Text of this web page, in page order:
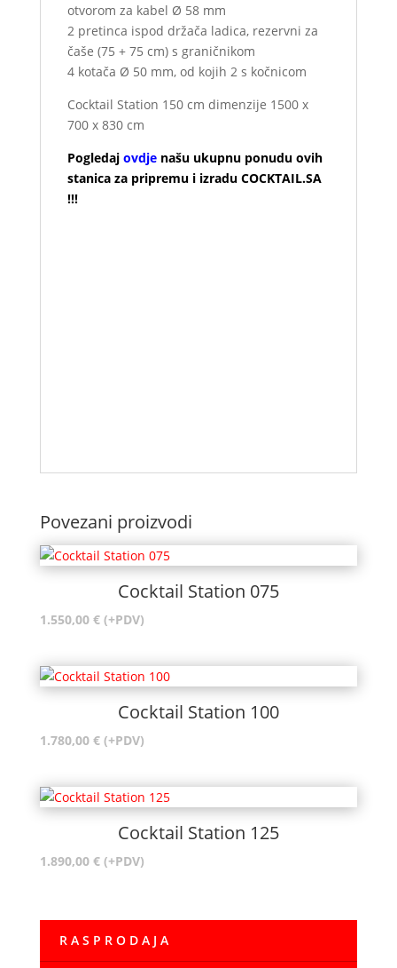
otvorom za kabel Ø 58 mm
2 pretinca ispod držača ladica, rezervni za
čaše (75 + 75 cm) s graničnikom
4 kotača Ø 50 mm, od kojih 2 s kočnicom
Cocktail Station 150 cm dimenzije 1500 x
700 x 830 cm
Pogledaj ovdjenašu ukupnu ponudu ovih
stanica za pripremu i izradu COCKTAIL.SA
!!!
Povezani proizvodi
Cocktail Station 075
1.550,00 € (+PDV)
Cocktail Station 100
1.780,00 € (+PDV)
Cocktail Station 125
1.890,00 € (+PDV)
R A S P R O D A J A